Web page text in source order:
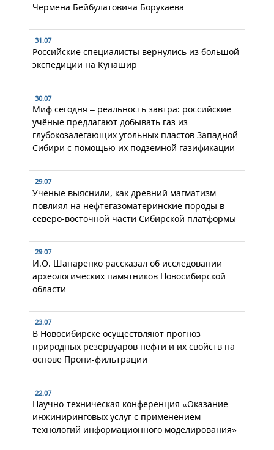
Чермена Бейбулатовича Борукаева
31.07
Российские специалисты вернулись из большой
экспедиции на Кунашир
30.07
Миф сегодня – реальность завтра: российские
учёные предлагают добывать газ из
глубокозалегающих угольных пластов Западной
Сибири с помощью их подземной газификации
29.07
Ученые выяснили, как древний магматизм
повлиял на нефтегазоматеринские породы в
северо-восточной части Сибирской платформы
29.07
И.О. Шапаренко рассказал об исследовании
археологических памятников Новосибирской
области
23.07
В Новосибирске осуществляют прогноз
природных резервуаров нефти и их свойств на
основе Прони-фильтрации
22.07
Научно-техническая конференция «Оказание
инжиниринговых услуг с применением
технологий информационного моделирования»